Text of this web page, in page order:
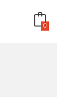
0